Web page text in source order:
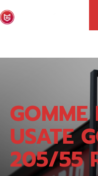
GOMME
USATE
205/55